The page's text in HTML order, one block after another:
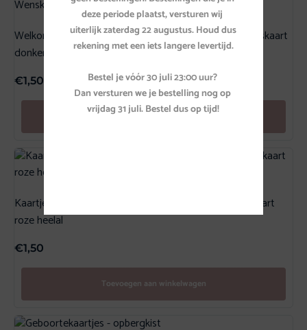
Welkom lieve jongen (donkergroen sterrenhemel) Wenskaart
donkergroen heelal
€1,50
Toevoegen aan winkelwagen
Kaartje sterrenhemel roze | welkom lief meisje Wenskaart
roze heelal
€1,50
Toevoegen aan winkelwagen
deze periode plaatst, versturen wij
uiterlijk zaterdag 22 augustus. Houd dus
rekening met een iets langere levertijd.
Bestel je vóór 30 juli 23:00 uur?
Dan versturen we je bestelling nog op
vrijdag 31 juli. Bestel dus op tijd!